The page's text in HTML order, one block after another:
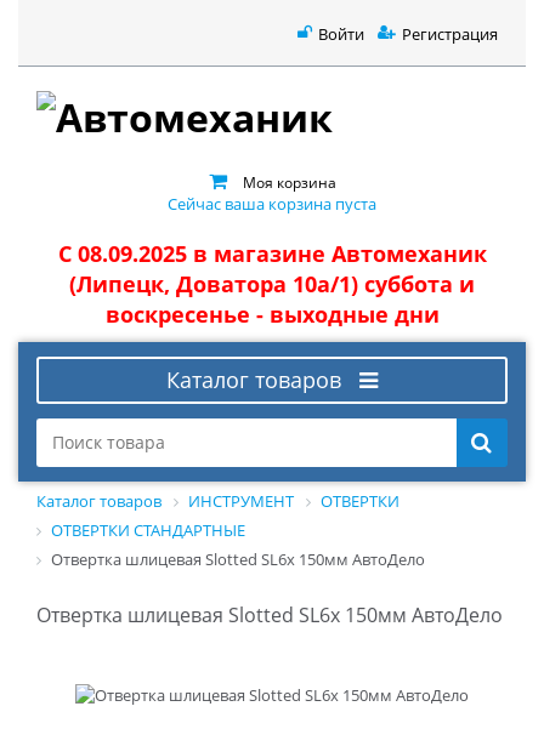
Войти Регистрация
Моя корзина
Сейчас ваша корзина пуста
С 08.09.2025 в магазине Автомеханик
(Липецк, Доватора 10а/1) суббота и
воскресенье - выходные дни
Каталог товаров
Каталог товаров ИНСТРУМЕНТ
ОТВЕРТКИ
ОТВЕРТКИ СТАНДАРТНЫЕ
Отвертка шлицевая Slotted SL6х 150мм АвтоДело
Отвертка шлицевая Slotted SL6х 150мм АвтоДело